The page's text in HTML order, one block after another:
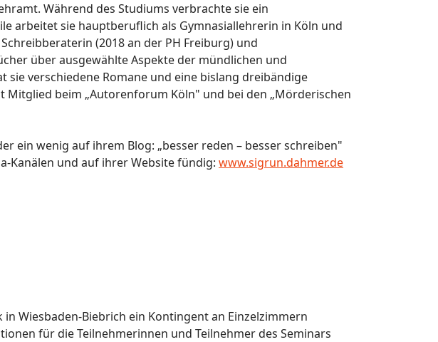
Während des Studiums verbrachte sie ein
arbeitet sie hauptberuflich als Gymnasiallehrerin in Köln und
(2018 an der PH Freiburg) und
über ausgewählte Aspekte der mündlichen und
verschiedene Romane und eine bislang dreibändige
Mitglied beim „Autorenforum Köln" und bei den „Mörderischen
ein wenig auf ihrem Blog: „besser reden – besser schreiben"
Kanälen und auf ihrer Website fündig: www.sigrun.dahmer.de
Wiesbaden-Biebrich ein Kontingent an Einzelzimmern
für die Teilnehmerinnen und Teilnehmer des Seminars